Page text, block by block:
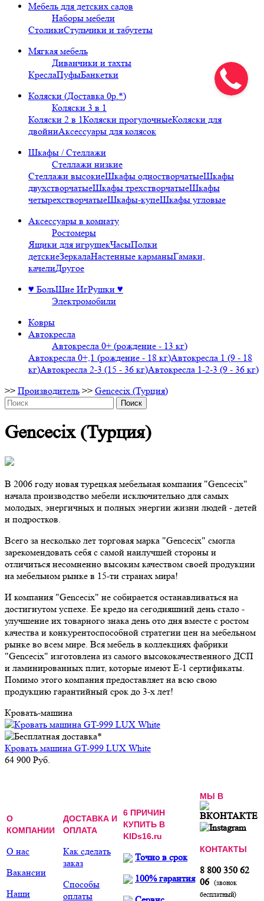
Мебель для детских садов
Наборы мебели
СтоликиСтульчики и табутеты
Мягкая мебель
Диванчики и тахты
КреслаПуфыБанкетки
Коляски (Доставка 0р.*)
Коляски 3 в 1
Коляски 2 в 1Коляски прогулочныеКоляски для
двойниАксессуары для колясок
Шкафы / Стеллажи
Стеллажи низкие
Стеллажи высокиеШкафы одностворчатыеШкафы
двухстворчатыеШкафы трехстворчатыеШкафы
четырехстворчатыеШкафы-купеШкафы угловые
Аксессуары в комнату
Ростомеры
Ящики для игрушекЧасыПолки
детскиеЗеркалаНастенные карманыГамаки,
качелиДругое
♥ БольШие ИгРушки ♥
Электромобили
Ковры
Автокресла
Автокресла 0+ (рождение - 13 кг)
Автокресла 0+,1 (рождение - 18 кг)Автокресла 1 (9 - 18
кг)Автокресла 2-3 (15 - 36 кг)Автокресла 1-2-3 (9 - 36 кг)
>> Производитель >> Gencecix (Турция)
Поиск
Gencecix (Турция)
В 2006 году новая турецкая мебельная компания "Gencecix"
начала производство мебели исключительно для самых
молодых, энергичных и полных энергии жизни людей - детей
и подростков.
Всего за несколько лет торговая марка "Gencecix" смогла
зарекомендовать себя с самой наилучшей стороны и
отличиться несомненно высоким качеством своей продукции
на мебельном рынке в 15-ти странах мира!
И компания "Gencecix" не собирается останавливаться на
достигнутом успехе. Eе кредо на сегодняшний день стало -
улучшение их товарного знака день ото дня вместе с ростом
качества и конкурентоспособной стратегии цен на мебельном
рынке во всем мире. Вся мебель в коллекциях фабрики
"Gencecix" изготовлена из самого высококачественного ДСП
и ламинированных плит, которые имеют E-1 сертификаты.
Помимо этого компания предоставляет на всю свою
продукцию гарантийный срок до 3-х лет!
Кровать-машина
Кровать машина GT-999 LUX White
64 900 Руб.
О
КОМПАНИИ
О нас
Вакансии
Наши
ДОСТАВКА И
ОПЛАТА
Как сделать
заказ
Способы
оплаты
6 ПРИЧИН
КУПИТЬ В
KIDs16.ru
Точно в срок
100% гарантия
МЫ В
КОНТАКТЫ
8 800 350 62
06 (звонок
бесплатный)